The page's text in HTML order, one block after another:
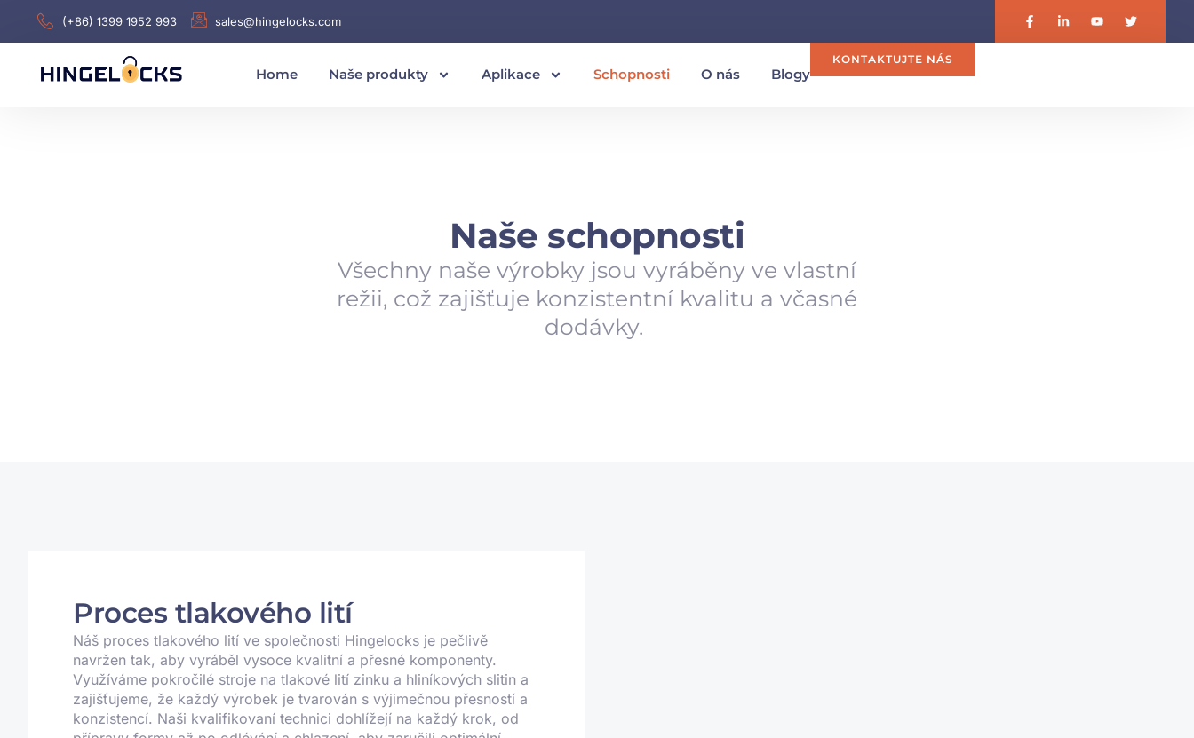
(+86) 1399 1952 993 sales@hingelocks.com
Home Naše produkty Aplikace Schopnosti O nás Blogy
KONTAKTUJTE NÁS
Naše schopnosti
Všechny naše výrobky jsou vyráběny ve vlastní
režii, což zajišťuje konzistentní kvalitu a včasné
dodávky.
Proces tlakového lití
Náš proces tlakového lití ve společnosti Hingelocks je pečlivě
navržen tak, aby vyráběl vysoce kvalitní a přesné komponenty.
Využíváme pokročilé stroje na tlakové lití zinku a hliníkových slitin a
zajišťujeme, že každý výrobek je tvarován s výjimečnou přesností a
konzistencí. Naši kvalifikovaní technici dohlížejí na každý krok, od